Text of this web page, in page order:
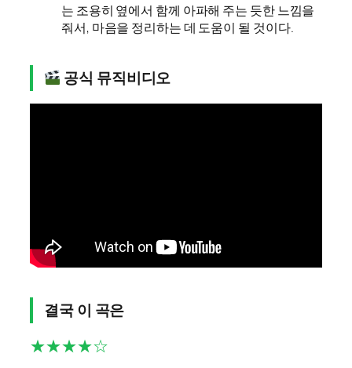
는 조용히 옆에서 함께 아파해 주는 듯한 느낌을
줘서, 마음을 정리하는 데 도움이 될 것이다.
공식 뮤직비디오
결국 이 곡은
★★★★☆